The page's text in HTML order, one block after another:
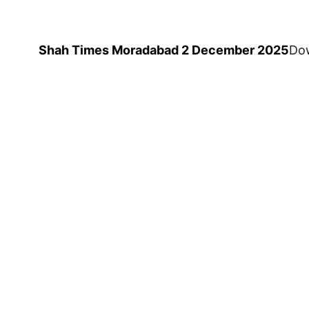
Shah Times Moradabad 2 December 2025